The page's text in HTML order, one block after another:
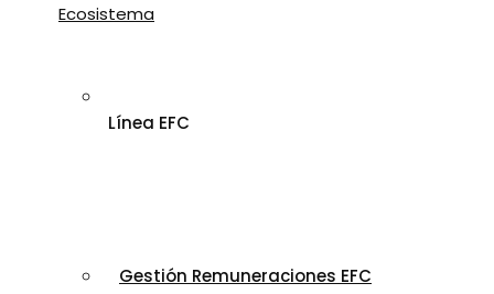
Ecosistema
Línea EFC
Gestión Remuneraciones EFC